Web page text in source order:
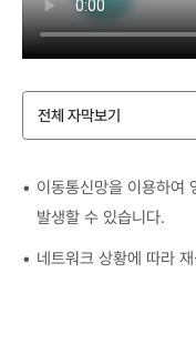
전체 자막보기
이동통신망을 이용하여
발생할 수 있습니다.
네트워크 상황에 따라